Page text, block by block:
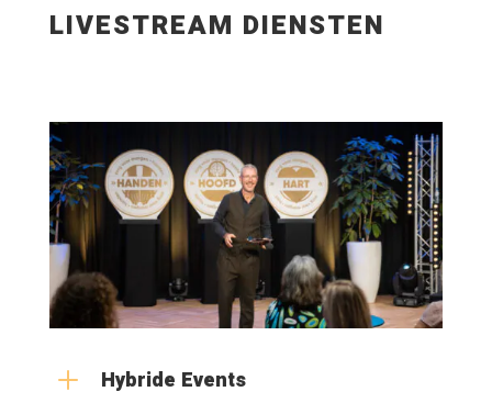
LIVESTREAM DIENSTEN
L Hybride Events